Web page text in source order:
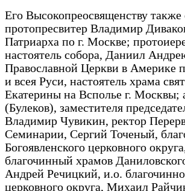
Его Высокопреосвященству
протопресвитер Владимир
Патриарха по г. Москве;
настоятель собора, Даниил
Православной Церкви в Америке
и всея Руси, настоятель храма
Екатерины на Всполье г. Москвы;
(Булеков), заместителя
Владимир Чувикин, ректор
Семинарии, Сергий Точеный,
Богоявленского церковного
благочинный храмов
Андрей Речицкий, и.о.
церковного округа, Михаил